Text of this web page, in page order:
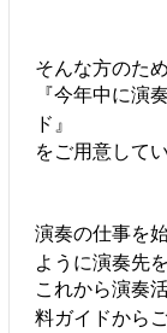
そんな方のため
『今年中に演
ド』
をご用意してい
演奏の仕事を
ように演奏先
これから演奏
料ガイドから